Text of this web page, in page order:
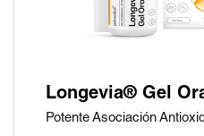
Longevia® Gel
Potente Asociación